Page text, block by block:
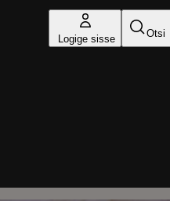
Logige sisse Otsi